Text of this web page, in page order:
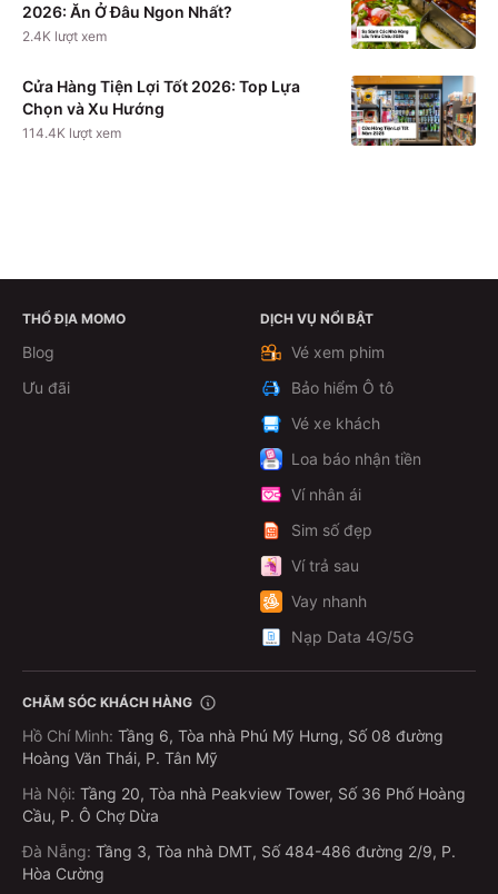
2026: Ăn Ở Đâu Ngon Nhất?
2.4K lượt xem
Cửa Hàng Tiện Lợi Tốt 2026: Top Lựa
Chọn và Xu Hướng
114.4K lượt xem
Theo dõi
THỔ ĐỊA MOMO
Blog
Ưu đãi
DỊCH VỤ NỔI BẬT
Vé xem phim
Bảo hiểm Ô tô
Vé xe khách
Loa báo nhận tiền
Ví nhân ái
Sim số đẹp
Ví trả sau
Vay nhanh
Nạp Data 4G/5G
CHĂM SÓC KHÁCH HÀNG
Hồ Chí Minh: Tầng 6, Tòa nhà Phú Mỹ Hưng, Số 08 đường
Hoàng Văn Thái, P. Tân Mỹ
Hà Nội: Tầng 20, Tòa nhà Peakview Tower, Số 36 Phố Hoàng
Cầu, P. Ô Chợ Dừa
Đà Nẵng: Tầng 3, Tòa nhà DMT, Số 484-486 đường 2/9, P.
Hòa Cường